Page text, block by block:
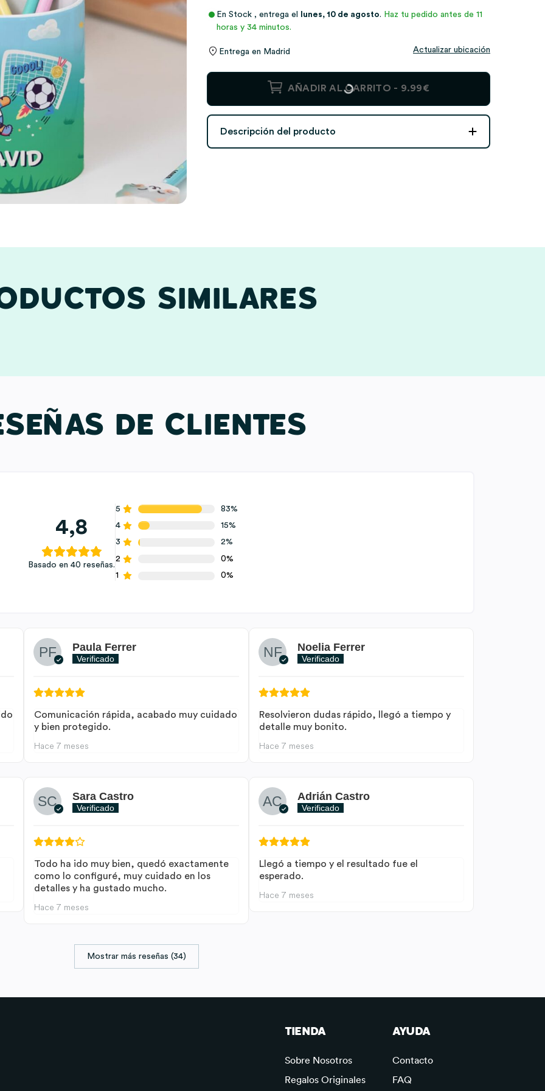
En Stock , entrega el lunes, 10 de agosto. Haz tu pedido antes de 11
horas y 34 minutos.
Entrega en Madrid Actualizar ubicación
Portalápices
Fútbol
cantidad
AÑADIR AL CARRITO - 9.99€
Descripción del producto
SIMILARES
DE CLIENTES
4,8
Basado en 40 reseñas.
5
83%
4
15%
3
2%
2
0%
1
0%
Paula Ferrer
Verificado
Comunicación rápida, acabado muy cuidado
y bien protegido.
Hace 7 meses
Sara Castro
Verificado
Todo ha ido muy bien, quedó exactamente
como lo configuré, muy cuidado en los
detalles y ha gustado mucho.
Hace 7 meses
Noelia Ferrer
Verificado
Resolvieron dudas rápido, llegó a tiempo y
detalle muy bonito.
Hace 7 meses
Adrián Castro
Verificado
Llegó a tiempo y el resultado fue el
esperado.
Hace 7 meses
Mostrar más reseñas (34)
TIENDA
Sobre Nosotros
Regalos Originales
AYUDA
Contacto
FAQ